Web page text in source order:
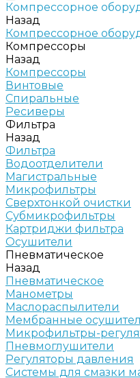
Компрессорное
Назад
Компрессорное
Компрессоры
Назад
Компрессоры
Винтовые
Спиральные
Ресиверы
Фильтра
Назад
Фильтра
Водоотделители
Магистральные
Микрофильтры
Сверхтонкой очистки
Субмикрофильтры
Картриджи фильтра
Осушители
Пневматическое
Назад
Пневматическое
Манометры
Маслораспылители
Мембранные
Микрофильтры-
Пневмоглушители
Регуляторы давления
Системы для смазки